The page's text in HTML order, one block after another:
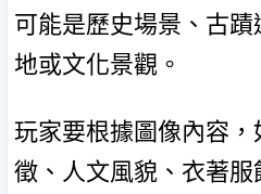
可能是歷史場景、古
地或文化景觀。
玩家要根據圖像內容
徵、人文風貌、衣著